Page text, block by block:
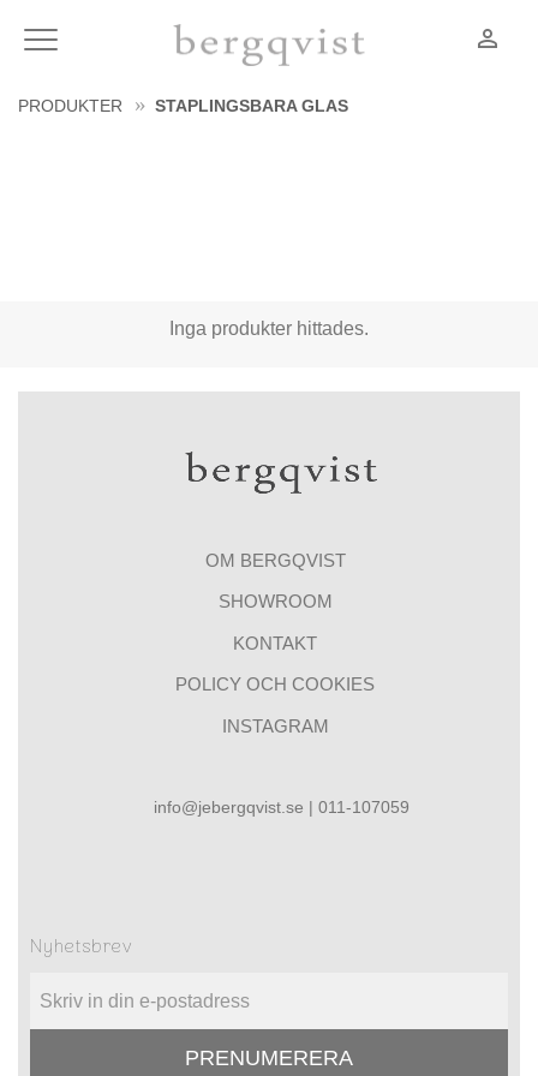
Meny person_outline
PRODUKTER STAPLINGSBARA GLAS
Inga produkter hittades.
OM BERGQVIST
SHOWROOM
KONTAKT
POLICY OCH COOKIES
INSTAGRAM
info@jebergqvist.se | 011-107059
Nyhetsbrev
PRENUMERERA